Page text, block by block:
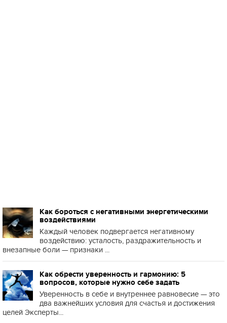
Как бороться с негативными энергетическими
воздействиями
Каждый человек подвергается негативному
воздействию: усталость, раздражительность и
внезапные боли — признаки ...
Как обрести уверенность и гармонию: 5
вопросов, которые нужно себе задать
Уверенность в себе и внутреннее равновесие — это
два важнейших условия для счастья и достижения
целей Эксперты...